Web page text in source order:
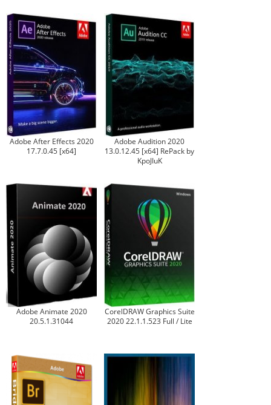
Adobe After Effects 2020
17.7.0.45 [x64]
Adobe Audition 2020
13.0.12.45 [x64] RePack by
KpoJIuK
Adobe Animate 2020
20.5.1.31044
CorelDRAW Graphics Suite
2020 22.1.1.523 Full / Lite